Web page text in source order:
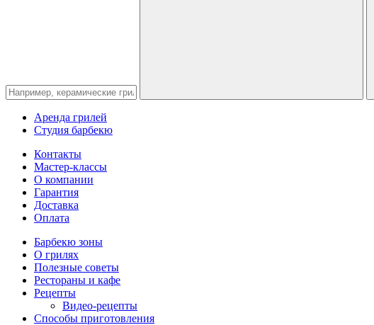
Аренда грилей
Студия барбекю
Контакты
Мастер-классы
О компании
Гарантия
Доставка
Оплата
Барбекю зоны
О грилях
Полезные советы
Рестораны и кафе
Рецепты
Видео-рецепты
Способы приготовления